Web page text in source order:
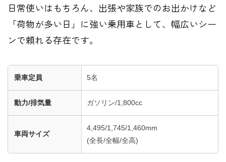
日常使いはもちろん、出張や家族でのお出かけなど
「荷物が多い日」に強い乗用車として、幅広いシー
ンで頼れる存在です。
乗車定員 5名
動力/排気量 ガソリン/1,800cc
車両サイズ
4,495/1,745/1,460mm
(全長/全幅/全高)